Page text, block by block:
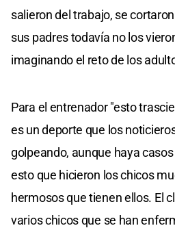
salieron del trabajo, se
sus padres todavía no los
imaginando el reto de los
Para el entrenador "esto
es un deporte que los
golpeando, aunque haya
esto que hicieron los chicos
hermosos que tienen ellos. El
varios chicos que se han